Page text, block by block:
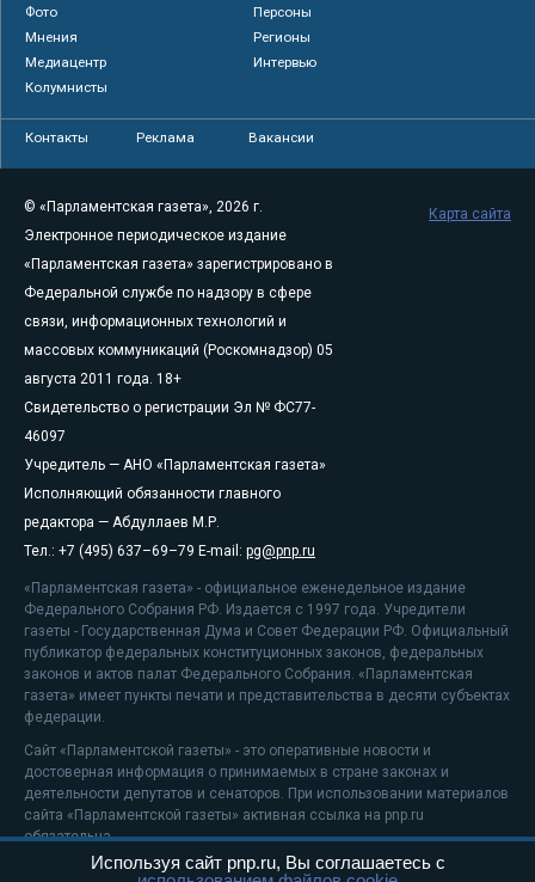
Фото
Персоны
Мнения
Регионы
Медиацентр
Интервью
Колумнисты
Контакты Реклама Вакансии
© «Парламентская газета», 2026 г.
Электронное периодическое издание
«Парламентская газета» зарегистрировано в
Федеральной службе по надзору в сфере
связи, информационных технологий и
массовых коммуникаций (Роскомнадзор) 05
августа 2011 года. 18+
Свидетельство о регистрации Эл № ФС77-
46097
Учредитель — АНО «Парламентская газета»
Исполняющий обязанности главного
редактора — Абдуллаев М.Р.
Тел.: +7 (495) 637–69–79 E-mail: pg@pnp.ru
«Парламентская газета» - официальное еженедельное издание
Федерального Собрания РФ. Издается с 1997 года. Учредители
газеты - Государственная Дума и Совет Федерации РФ. Официальный
публикатор федеральных конституционных законов, федеральных
законов и актов палат Федерального Собрания. «Парламентская
газета» имеет пункты печати и представительства в десяти субъектах
федерации.
Сайт «Парламентской газеты» - это оперативные новости и
достоверная информация о принимаемых в стране законах и
деятельности депутатов и сенаторов. При использовании материалов
сайта «Парламентской газеты» активная ссылка на pnp.ru
обязательна.
На информационном ресурсе применяютсярекомендательные
Карта сайта
Используя сайт pnp.ru, Вы соглашаетесь с